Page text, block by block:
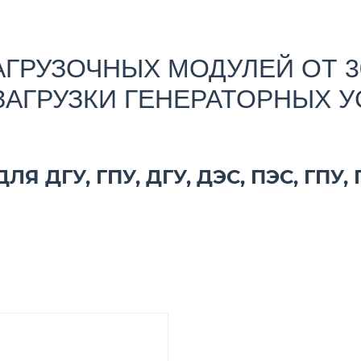
МОДУЛЕЙ ОТ
ГЕНЕРАТОРНЫХ
ДГУ, ГПУ, ДГУ, ДЭС, ПЭС, ГПУ,